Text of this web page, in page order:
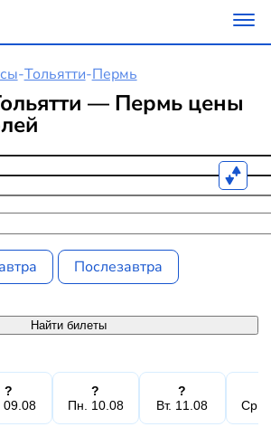
-Тольятти-Пермь
— Пермь цены
Послезавтра
Найти билеты
?
09.08
?
Пн. 10.08
?
Вт. 11.08
Ср.